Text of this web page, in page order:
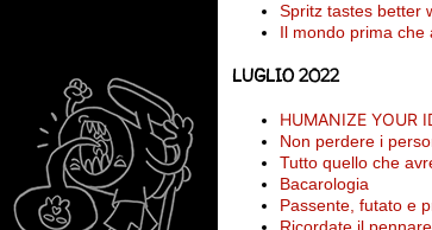
Spritz tastes better
Il mondo prima che
LUGLIO 2022
HUMANIZE YOUR
Non perdere i
Tutto quello che
Bacarologia
Passente, futato e